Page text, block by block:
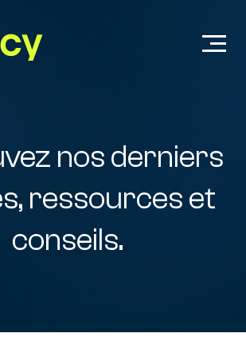
nos derniers
ressources et
conseils.